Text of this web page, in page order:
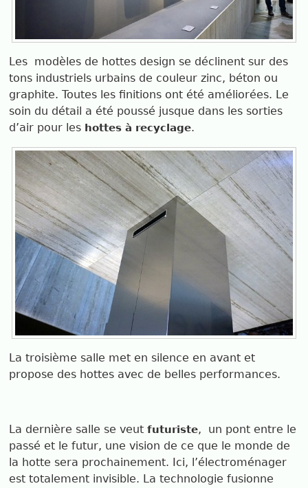
Les modèles de hottes design se déclinent sur des
tons industriels urbains de couleur zinc, béton ou
graphite. Toutes les finitions ont été améliorées. Le
soin du détail a été poussé jusque dans les sorties
d’air pour les hottes à recyclage.
La troisième salle met en silence en avant et
propose des hottes avec de belles performances.
La dernière salle se veutfuturiste,
un pont entre le
passé et le futur, une vision de ce que le monde de
la hotte sera prochainement. Ici, l’électroménager
est totalement invisible. La technologie fusionne